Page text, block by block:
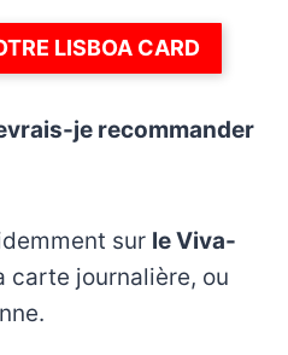
LISBOA CARD
je recommander
sur le Viva-
carte journalière, ou